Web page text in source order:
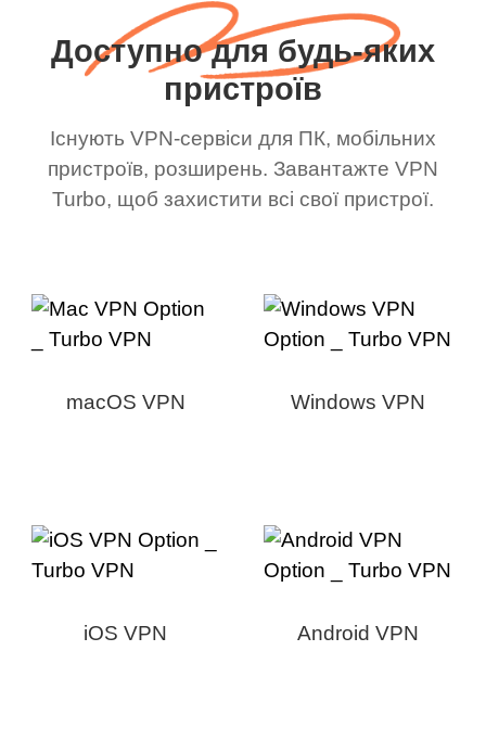
Доступно для будь-яких
пристроїв
Існують VPN-сервіси для ПК, мобільних
пристроїв, розширень. Завантажте VPN
Turbo, щоб захистити всі свої пристрої.
macOS VPN Windows VPN
iOS VPN Android VPN